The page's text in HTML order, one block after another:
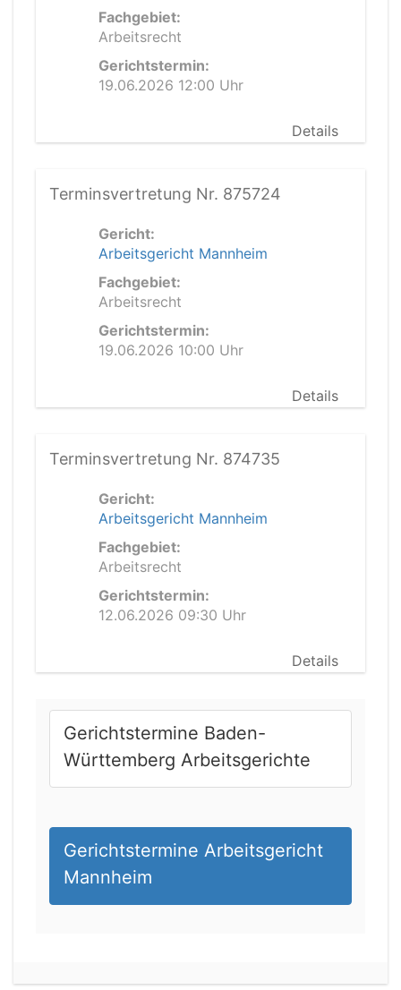
Fachgebiet:
Arbeitsrecht
Gerichtstermin:
19.06.2026 12:00 Uhr
Details
Terminsvertretung Nr. 875724
Gericht:
Arbeitsgericht Mannheim
Fachgebiet:
Arbeitsrecht
Gerichtstermin:
19.06.2026 10:00 Uhr
Details
Terminsvertretung Nr. 874735
Gericht:
Arbeitsgericht Mannheim
Fachgebiet:
Arbeitsrecht
Gerichtstermin:
12.06.2026 09:30 Uhr
Details
Gerichtstermine Baden-
Württemberg Arbeitsgerichte
Gerichtstermine Arbeitsgericht
Mannheim
21.08.2026 11:30 Uhr